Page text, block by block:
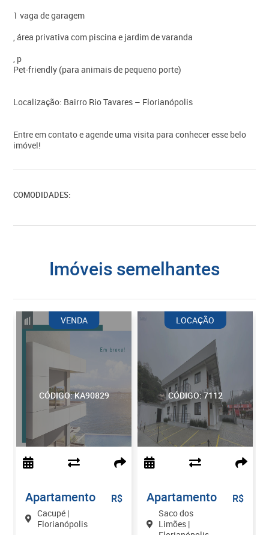
1 vaga de garagem
, área privativa com piscina e jardim de varanda
, p
Pet-friendly (para animais de pequeno porte)
Localização: Bairro Rio Tavares – Florianópolis
Entre em contato e agende uma visita para conhecer esse belo
imóvel!
COMODIDADES:
imóveis semelhantes
CÓDIGO: KA90829
VENDA
Apartamento
Cacupé |
Florianópolis
R$
CÓDIGO: 7112
LOCAÇÃO
Apartamento
Saco dos
Limões |
R$